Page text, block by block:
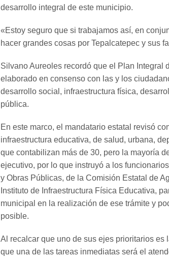
desarrollo integral de este municipio.
«Estoy seguro que si trabajamos así, en
hacer grandes cosas por Tepalcatepec y sus
Silvano Aureoles recordó que el Plan Integral
elaborado en consenso con las y los
desarrollo social, infraestructura física,
pública.
En este marco, el mandatario estatal revisó
infraestructura educativa, de salud, urbana,
que contabilizan más de 30, pero la mayoría
ejecutivo, por lo que instruyó a los
y Obras Públicas, de la Comisión Estatal de
Instituto de Infraestructura Física Educativa,
municipal en la realización de ese trámite y
posible.
Al recalcar que uno de sus ejes prioritarios
que una de las tareas inmediatas será el